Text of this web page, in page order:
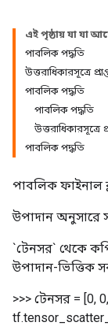
এই পৃষ্ঠায় যা যা
পাবলিক পদ্ধতি
উত্তরাধিকারসূত্রে
পাবলিক পদ্ধতি
পাবলিক পদ্ধতি
উত্তরাধিকারসূত্রে
পাবলিক পদ্ধতি
পাবলিক ফাইনাল
উপাদান অনুসারে
`টেনসর` থেকে
উপাদান-ভিত্তিক
>>> টেনসর = [0,